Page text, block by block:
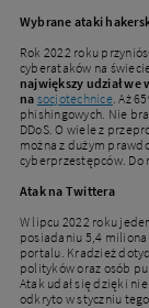
Wybrane ataki
Rok 2022 roku
cyberataków na
największy udział we
na socjotechnice. Aż
phishingowych. Nie
DDoS. O wiele z
można z dużym
cyberprzestępców. Do
Atak na Twittera
W lipcu 2022 roku
posiadaniu 5,4
portalu. Kradzież
polityków oraz osób
Atak udał się dzięki
odkryto w styczniu